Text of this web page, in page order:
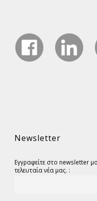
Newsletter
Εγγραφείτε στο newsletter
τελευταία νέα μας. :